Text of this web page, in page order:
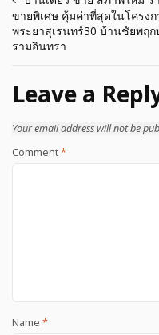
navigation
ขายพิเศษ คุ้มค่าที่สุดในโครงก
พระยาสุเรนทร์30 บ้านชัยพฤก
รามอินทรา
Leave a
Your email address will not be
Comment*
Name *